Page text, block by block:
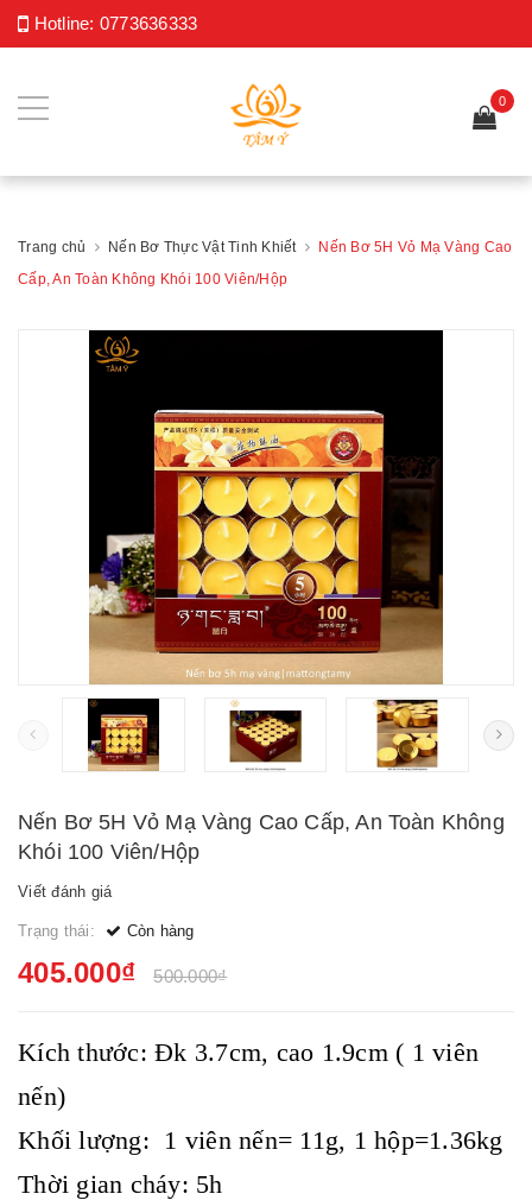
Hotline: 0773636333
0
Trang chủ Nến Bơ Thực Vật Tinh Khiết Nến Bơ 5H Vỏ Mạ Vàng Cao
Cấp, An Toàn Không Khói 100 Viên/Hộp
Nến Bơ 5H Vỏ Mạ Vàng Cao Cấp, An Toàn Không
Khói 100 Viên/Hộp
Viết đánh giá
Trạng thái: Còn hàng
405.000₫ 500.000₫
Kích thước: Đk 3.7cm, cao 1.9cm ( 1 viên
nến)
Khối lượng: 1 viên nến= 11g, 1 hộp=1.36kg
Thời gian cháy: 5h